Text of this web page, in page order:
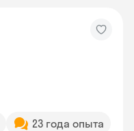
23 года опыта